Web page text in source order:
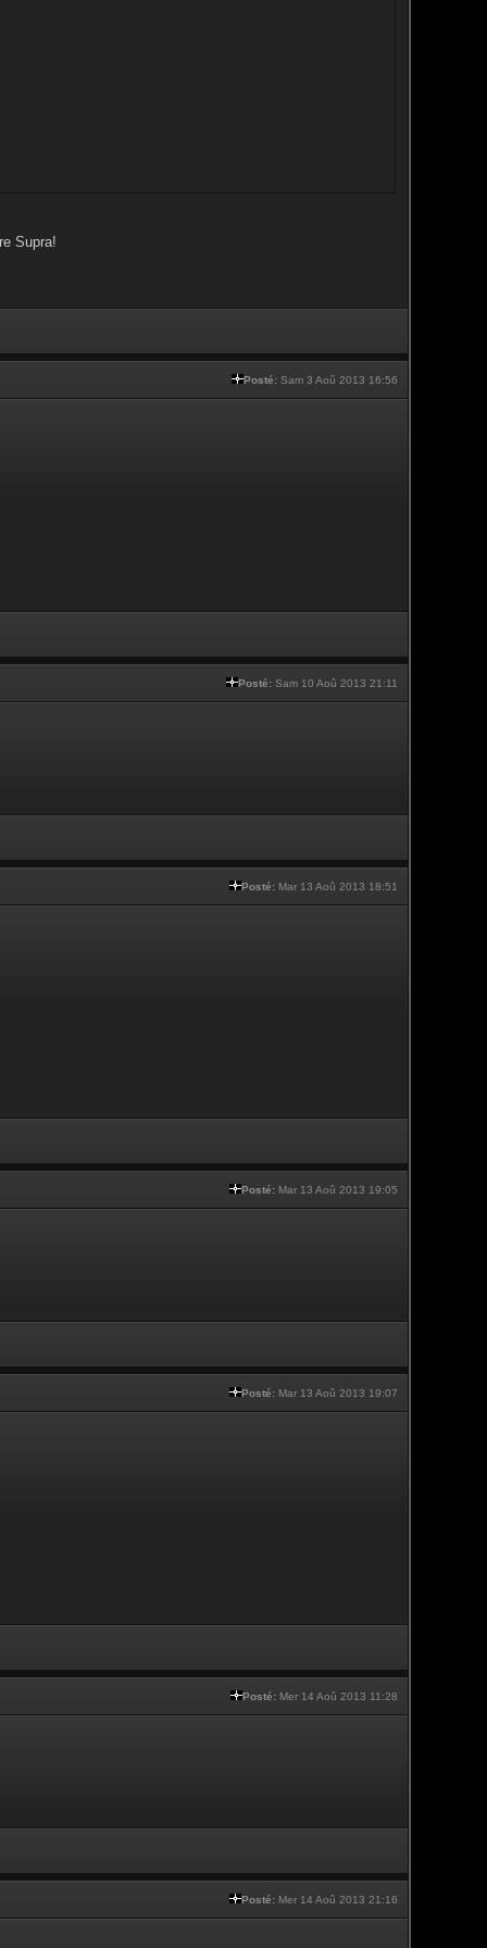
Supra!
Posté: Sam 3 Aoû 2013 16:56
Posté: Sam 10 Aoû 2013 21:11
Posté: Mar 13 Aoû 2013 18:51
Posté: Mar 13 Aoû 2013 19:05
Posté: Mar 13 Aoû 2013 19:07
Posté: Mer 14 Aoû 2013 11:28
Posté: Mer 14 Aoû 2013 21:16